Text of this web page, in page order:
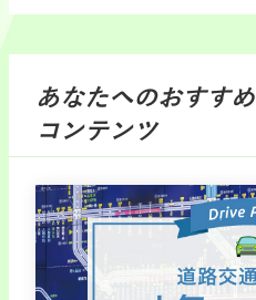
あなたへのおすすめ
コンテンツ